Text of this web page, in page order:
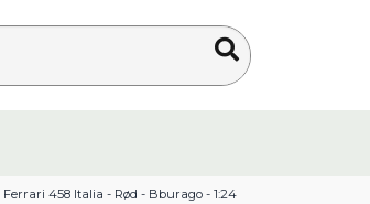
Ferrari 458 Italia - Rød - Bburago - 1:24